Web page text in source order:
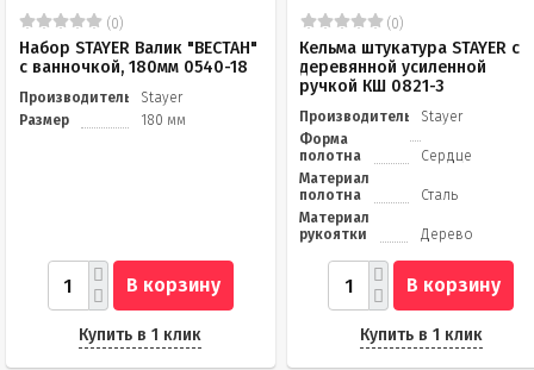
(0)
Набор STAYER Валик "ВЕСТАН"
с ванночкой, 180мм 0540-18
Производитель
Stayer
Размер
180 мм
В корзину
Купить в 1 клик
(0)
Кельма штукатура STAYER с
деревянной усиленной
ручкой КШ 0821-3
Производитель
Stayer
Форма
полотна
Сердце
Материал
полотна
Сталь
Материал
рукоятки
Дерево
В корзину
Купить в 1 клик